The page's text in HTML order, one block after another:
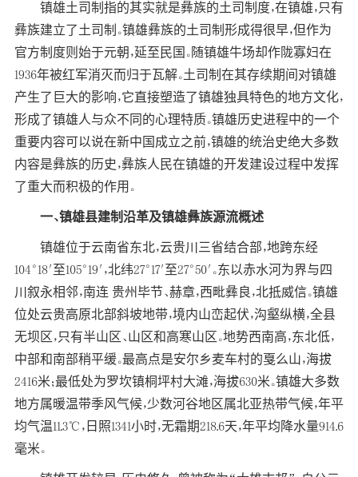
镇雄土司制指的其实就是彝族的土司制度，在镇雄，只有
彝族建立了土司制。镇雄彝族的土司制形成得很早，但作为
官方制度则始于元朝，延至民国。随镇雄牛场却作陇寡妇在
1936年被红军消灭而归于瓦解。土司制在其存续期间对镇雄
产生了巨大的影响，它直接塑造了镇雄独具特色的地方文化，
形成了镇雄人与众不同的心理特质。镇雄历史进程中的一个
重要内容可以说在新中国成立之前，镇雄的统治史绝大多数
内容是彝族的历史，彝族人民在镇雄的开发建设过程中发挥
了重大而积极的作用。
一、镇雄县建制沿革及镇雄彝族源流概述
镇雄位于云南省东北，云贵川三省结合部，地跨东经
104°18′至105°19′，北纬27°17′至27°50′。东以赤水河为界与四
川叙永相邻，南连 贵州毕节、赫章，西毗彝良，北抵威信。镇雄
位处云贵高原北部斜坡地带，境内山峦起伏，沟壑纵横，全县
无坝区，只有半山区、山区和高寒山区。地势西南高，东北低，
中部和南部稍平缓。最高点是安尔乡麦车村的戛么山，海拔
2416米；最低处为罗坎镇桐坪村大滩，海拔630米。镇雄大多数
地方属暖温带季风气候，少数河谷地区属北亚热带气候，年平
均气温11.3℃，日照1341小时，无霜期218.6天，年平均降水量914.6
毫米。